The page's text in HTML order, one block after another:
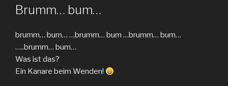
AM
Brumm… bum…
brumm… bum… …brumm… bum …brumm… bum…
…..brumm… bum…
Was ist das?
Ein Kanare beim Wenden!